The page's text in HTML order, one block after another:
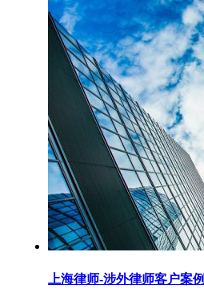
上海律师-涉外律师客户案例